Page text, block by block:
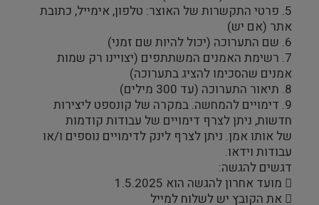
5. פרטי התקשרות של האוצר: טלפון, אימייל, כתובת
אתר (אם יש)
6. שם התערוכה (יכול להיות שם זמני)
7. רשימת האמנים המשתתפים (יצויינו רק שמות
אמנים שהסכימו להציג בתערוכה)
8. תיאור התערוכה (עד 300 מילים)
9. דימויים להמחשה. במקרה של קונספט ליצירות
חדשות, ניתן לצרף דימויים של עבודות קודמות
של אותו אמן. ניתן לצרף לינק לדימויים נוספים ו/או
עבודות וידאו.
דגשים להגשה:
 מועד אחרון להגשה הוא 1.5.2025
 את הקובץ יש לשלוח למייל